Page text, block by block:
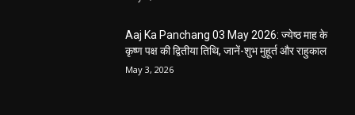
Aaj Ka Panchang 03 May 2026: ज्येष्ठ माह के
कृष्ण पक्ष की द्वितीया तिथि, जानें-शुभ मुहूर्त और राहुकाल
May 3, 2026